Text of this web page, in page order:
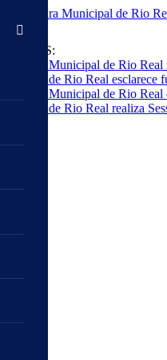
AVISOS:
Câmara Municipal de Rio
Câmara de Rio Real
Câmara Municipal de Rio
Câmara de Rio Real realiza